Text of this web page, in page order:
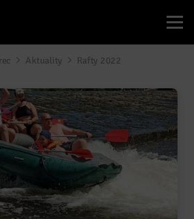
Aktuality Rafty 2022